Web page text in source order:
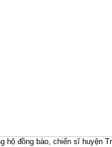
hộ đồng bào, chiến sĩ huyện